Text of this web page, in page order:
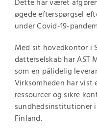
Dette har været
øgede efterspørgsel
under Covid-19-
Med sit hovedkontor i
datterselskab har
som en pålidelig
Virksomheden har
ressourcer og sikre
sundhedsinstitutioner
Finland.